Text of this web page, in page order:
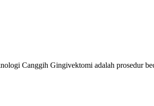
Canggih Gingivektomi adalah prosedur